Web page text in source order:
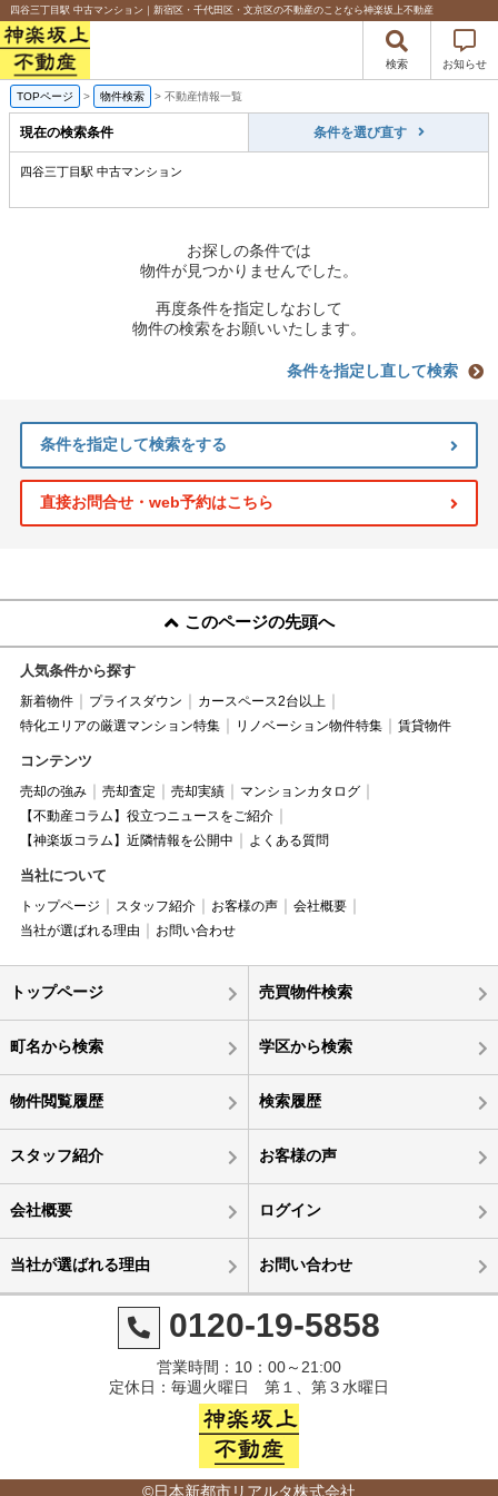
四谷三丁目駅 中古マンション｜新宿区・千代田区・文京区の不動産のことなら神楽坂上不動産
検索 お知らせ
TOPページ > 物件検索 > 不動産情報一覧
現在の検索条件 条件を選び直す
四谷三丁目駅 中古マンション
お探しの条件では
物件が見つかりませんでした。
再度条件を指定しなおして
物件の検索をお願いいたします。
条件を指定し直して検索
条件を指定して検索をする
直接お問合せ・web予約はこちら
このページの先頭へ
人気条件から探す
新着物件 プライスダウン
カースペース2台以上
特化エリアの厳選マンション特集
リノベーション物件特集 賃貸物件
コンテンツ
売却の強み 売却査定 売却実績
マンションカタログ
【不動産コラム】役立つニュースをご紹介
【神楽坂コラム】近隣情報を公開中
よくある質問
当社について
トップページ スタッフ紹介 お客様の声
会社概要
当社が選ばれる理由
お問い合わせ
トップページ 売買物件検索
町名から検索 学区から検索
物件閲覧履歴 検索履歴
スタッフ紹介 お客様の声
会社概要 ログイン
当社が選ばれる理由 お問い合わせ
0120-19-5858
営業時間：10：00～21:00
定休日：毎週火曜日 第１、第３水曜日
©日本新都市リアルタ株式会社